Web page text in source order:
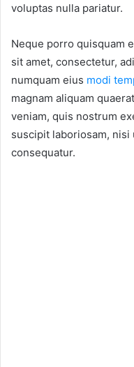
voluptas nulla pariatur.
Neque porro quisquam
sit amet, consectetur,
numquam eius modi
magnam aliquam
veniam, quis nostrum
suscipit laboriosam, nisi
consequatur.